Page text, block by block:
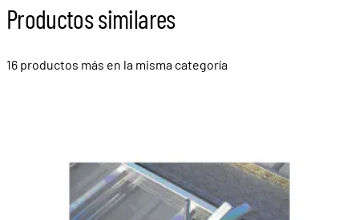
Productos similares
16 productos más en la misma categoría